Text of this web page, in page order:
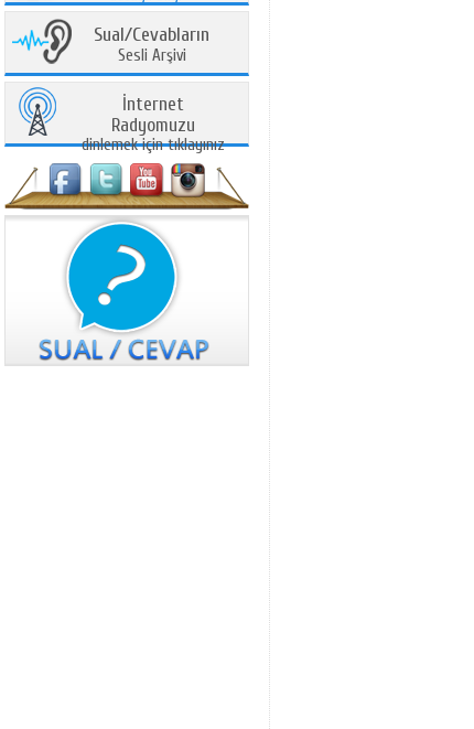
Sual/Cevabların
Sesli Arşivi
İnternet
Radyomuzu
dinlemek için tıklayınız